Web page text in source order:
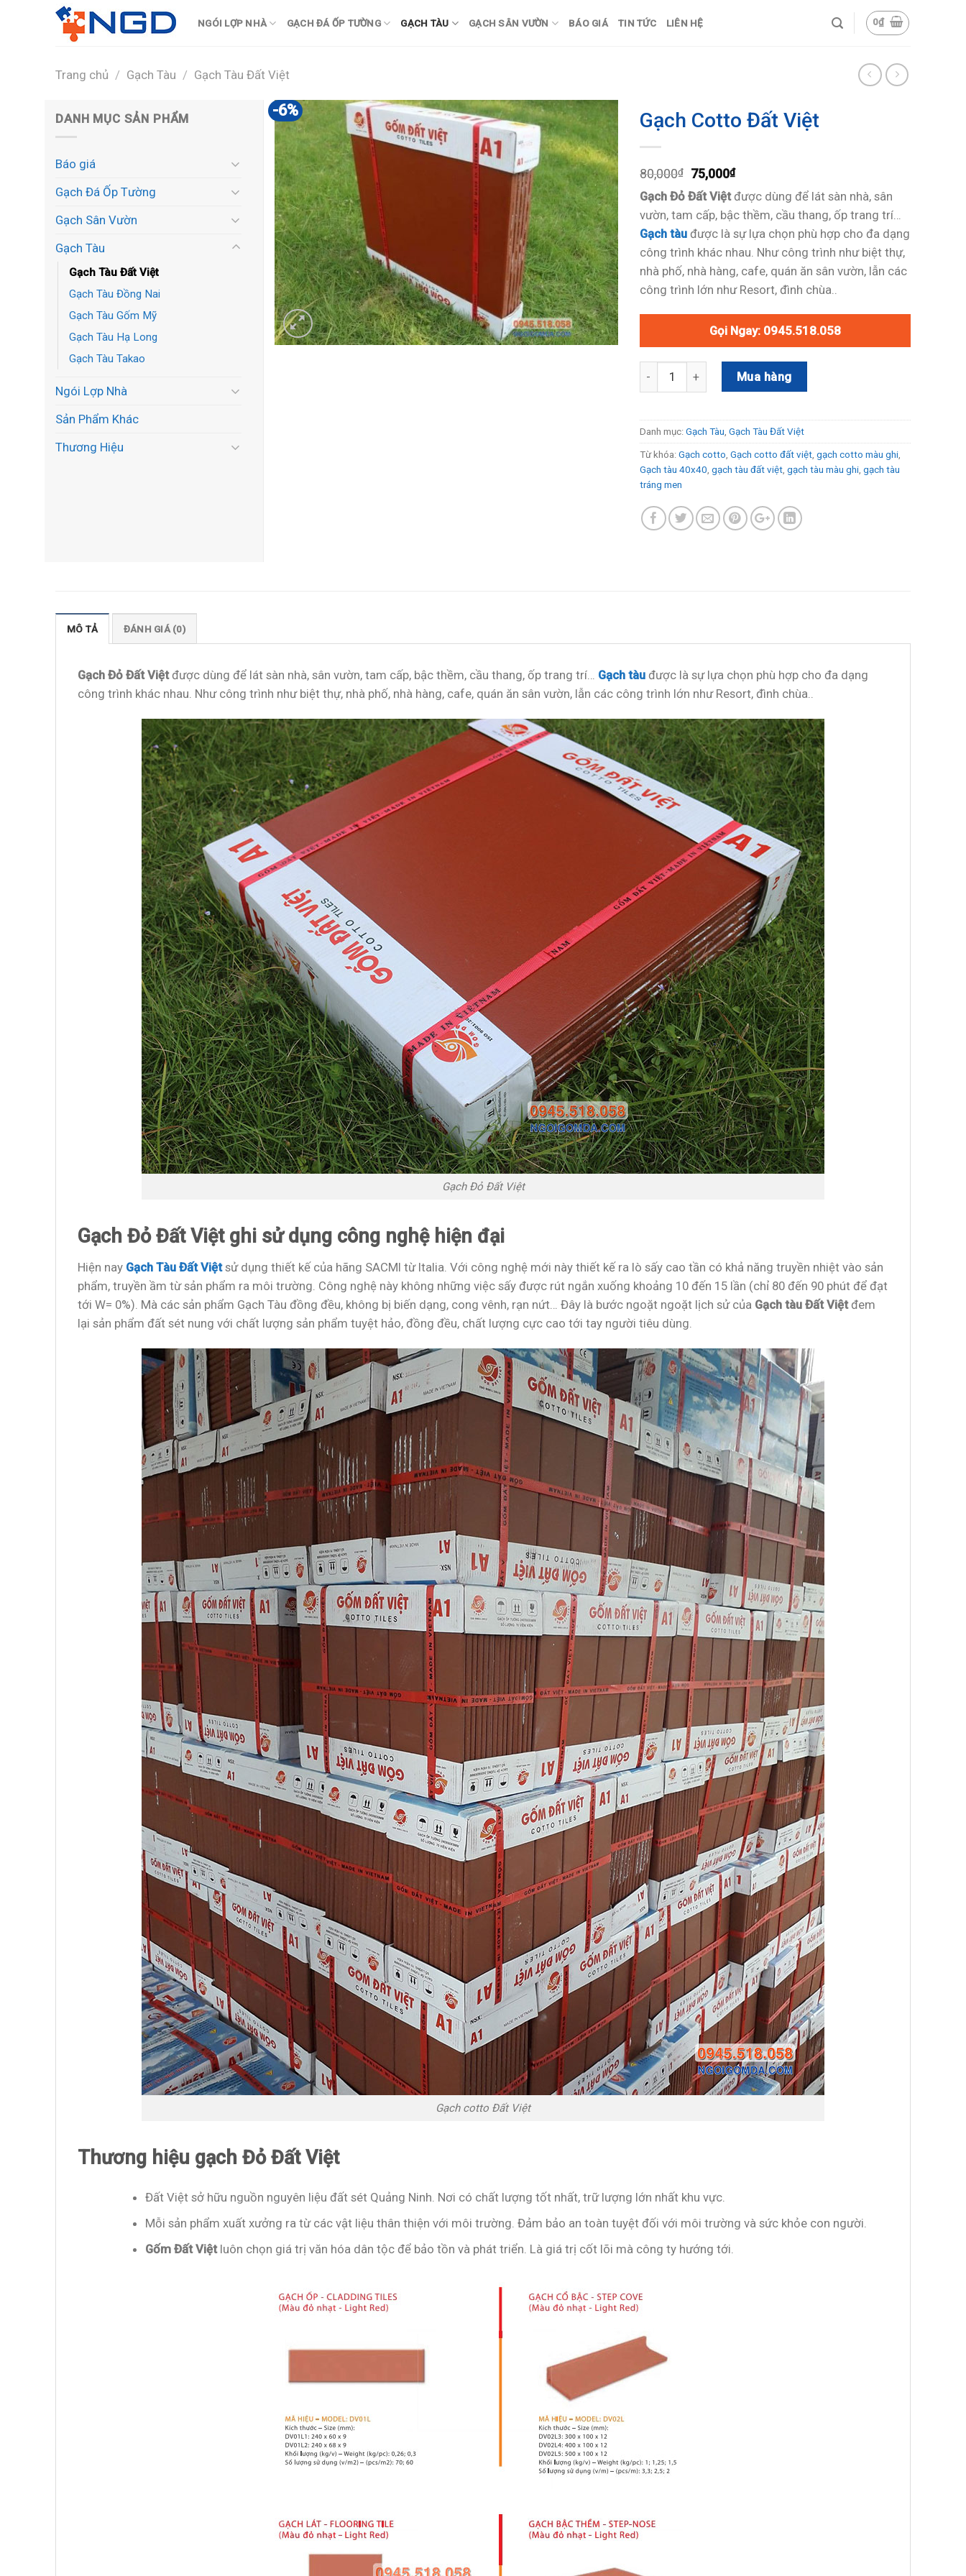
NGÓI LỢP NHÀ GẠCH ĐÁ ỐP TƯỜNG GẠCH TÀU GẠCH SÂN VƯỜN BÁO GIÁ TIN TỨC LIÊN HỆ 0₫
Trang chủ / Gạch Tàu / Gạch Tàu Đất Việt
-6% Gạch Cotto Đất Việt
80,000₫ 75,000₫
Gạch ĐỏĐất Việtđược dùng để lát sàn nhà, sân
vườn, tam cấp, bậc thềm, cầu thang, ốp trang trí…
Gạch tàu được là sự lựa chọn phù hợp cho đa dạng
công trình khác nhau. Như công trình như biệt thự,
nhà phố, nhà hàng, cafe, quán ăn sân vườn, lẫn các
công trình lớn như Resort, đình chùa..
Gọi Ngay: 0945.518.058
Gạch Cotto Đất Việt số lượng
Mua hàng
Danh mục:Gạch Tàu,Gạch Tàu Đất Việt
Từ khóa:Gạch cotto,Gạch cotto đất việt,gạch cotto màu ghi,
Gạch tàu 40x40,gạch tàu đất việt,gạch tàu màu ghi,gạch tàu
tráng men
DANH MỤC SẢN PHẨM
Báo giá
Gạch Đá Ốp Tường
Gạch Sân Vườn
Gạch Tàu
Gạch Tàu Đất Việt
Gạch Tàu Đồng Nai
Gạch Tàu Gốm Mỹ
Gạch Tàu Hạ Long
Gạch Tàu Takao
Ngói Lợp Nhà
Sản Phẩm Khác
Thương Hiệu
MÔ TẢ ĐÁNH GIÁ (0)
Gạch Đỏ Đất Việtđược dùng để lát sàn nhà, sân vườn, tam cấp, bậc thềm, cầu thang, ốp trang trí… Gạch tàu được là sự lựa chọn phù hợp cho đa dạng
công trình khác nhau. Như công trình như biệt thự, nhà phố, nhà hàng, cafe, quán ăn sân vườn, lẫn các công trình lớn như Resort, đình chùa..
Gạch Đỏ Đất Việt
Gạch Đỏ Đất Việt ghi sử dụng công nghệ hiện đại
Hiện nay Gạch Tàu Đất Việtsử dụng thiết kế của hãng SACMI từ Italia. Với công nghệ mới này thiết kế ra lò sấy cao tần có khả năng truyền nhiệt vào sản
phẩm, truyền ầm từ sản phẩm ra môi trường. Công nghệ này không những việc sấy được rút ngắn xuống khoảng 10 đến 15 lần (chỉ 80 đến 90 phút để đạt
tới W= 0%). Mà các sản phẩm Gạch Tàu đồng đều, không bị biến dạng, cong vênh, rạn nứt… Đây là bước ngoặt ngoặt lịch sử của Gạch tàu Đất Việtđem
lại sản phẩm đất sét nung với chất lượng sản phẩm tuyệt hảo, đồng đều, chất lượng cực cao tới tay người tiêu dùng.
Gạch cotto Đất Việt
Thương hiệu gạch Đỏ Đất Việt
Đất Việt sở hữu nguồn nguyên liệu đất sét Quảng Ninh. Nơi có chất lượng tốt nhất, trữ lượng lớn nhất khu vực.
Mỗi sản phẩm xuất xưởng ra từ các vật liệu thân thiện với môi trường. Đảm bảo an toàn tuyệt đối với môi trường và sức khỏe con người.
Gốm Đất Việtluôn chọn giá trị văn hóa dân tộc để bảo tồn và phát triển. Là giá trị cốt lõi mà công ty hướng tới.